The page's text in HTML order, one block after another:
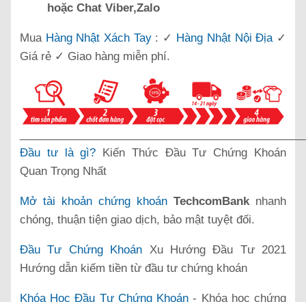
hoặc Chat Viber,Zalo
Mua Hàng Nhật Xách Tay: ✓ Hàng Nhật Nội Địa✓
Giá rẻ ✓ Giao hàng miễn phí.
Đầu tư là gì? Kiến Thức Đầu Tư Chứng Khoán
Quan Trọng Nhất
Mở tài khoản chứng khoán TechcomBank nhanh
chóng, thuận tiện giao dịch, bảo mật tuyệt đối.
Đầu Tư Chứng Khoán Xu Hướng Đầu Tư 2021
Hướng dẫn kiếm tiền từ đầu tư chứng khoán
Khóa Học Đầu Tư Chứng Khoán - Khóa học chứng